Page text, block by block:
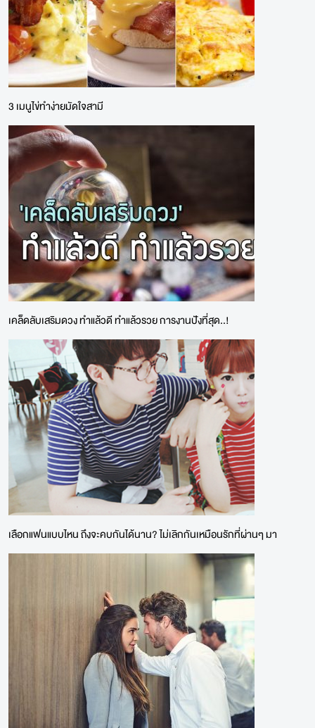
3 เมนูไข่ทำง่ายมัดใจสามี
เคล็ดลับเสริมดวง ทำแล้วดี ทำแล้วรวย การงานปังที่สุด..!
เลือกแฟนแบบไหน ถึงจะคบกันได้นาน? ไม่เลิกกันเหมือนรักที่ผ่านๆ มา